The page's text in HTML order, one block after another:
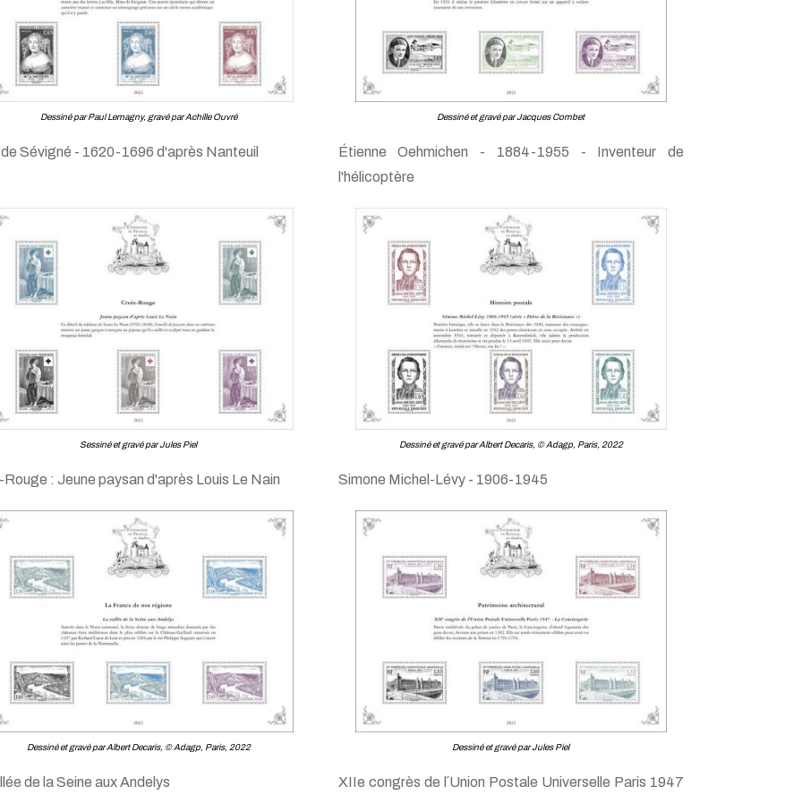
Dessiné par Paul Lemagny, gravé par Achille Ouvré
Sévigné - 1620-1696 d'après Nanteuil
Dessiné et gravé par Jacques Combet
Étienne Oehmichen - 1884-1955 - Inventeur de
l'hélicoptère
Sessiné et gravé par Jules Piel
: Jeune paysan d'après Louis Le Nain
Dessiné et gravé par Albert Decaris, © Adagp, Paris, 2022
Simone Michel-Lévy - 1906-1945
Dessiné et gravé par Albert Decaris, © Adagp, Paris, 2022
de la Seine aux Andelys
Dessiné et gravé par Jules Piel
XIIe congrès de l´Union Postale Universelle Paris 1947